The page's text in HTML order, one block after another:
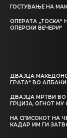
ГОСТУВАЊЕ НА
ОПЕРАТА „ТОСКА“
ОПЕРСКИ ВЕЧЕРИ“
ДВАЈЦА
ГРАТА“ ВО
ДВАЈЦА МРТВИ
ГРЦИЈА, ОГНОТ МУ
НА СПИСОКОТ НА
КАДАР ИМ ГИ